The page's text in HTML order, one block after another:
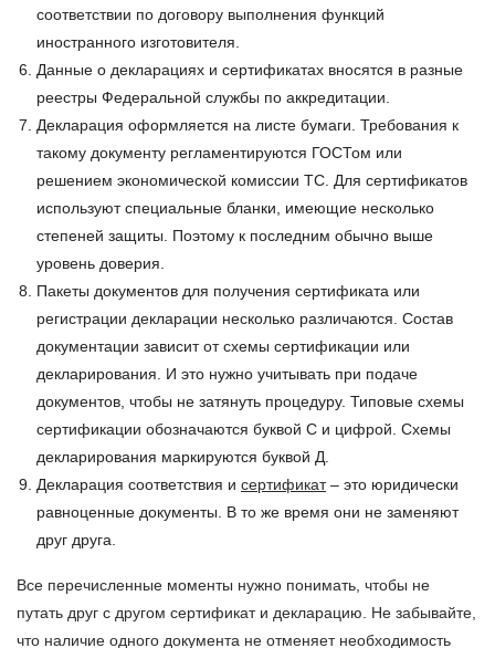
соответствии по договору выполнения функций
иностранного изготовителя.
Данные о декларациях и сертификатах вносятся в разные
реестры Федеральной службы по аккредитации.
Декларация оформляется на листе бумаги. Требования к
такому документу регламентируются ГОСТом или
решением экономической комиссии ТС. Для сертификатов
используют специальные бланки, имеющие несколько
степеней защиты. Поэтому к последним обычно выше
уровень доверия.
Пакеты документов для получения сертификата или
регистрации декларации несколько различаются. Состав
документации зависит от схемы сертификации или
декларирования. И это нужно учитывать при подаче
документов, чтобы не затянуть процедуру. Типовые схемы
сертификации обозначаются буквой С и цифрой. Схемы
декларирования маркируются буквой Д.
Декларация соответствия и сертификат– это юридически
равноценные документы. В то же время они не заменяют
друг друга.
Все перечисленные моменты нужно понимать, чтобы не
путать друг с другом сертификат и декларацию. Не забывайте,
что наличие одного документа не отменяет необходимость